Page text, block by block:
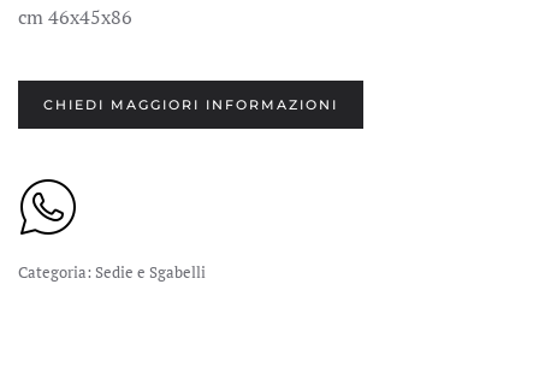
cm 46x45x86
CHIEDI MAGGIORI INFORMAZIONI
Categoria: Sedie e Sgabelli